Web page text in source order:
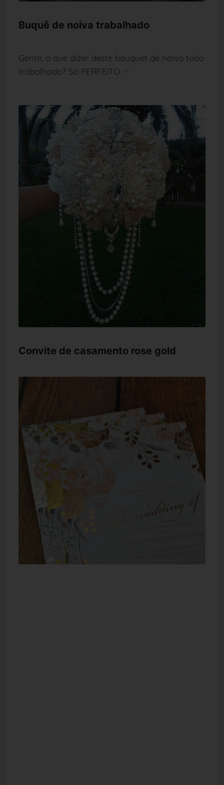
Buquê de noiva trabalhado
Gente, o que dizer deste bouquet de noiva todo
trabalhado? Só PERFEITO
Convite de casamento rose gold